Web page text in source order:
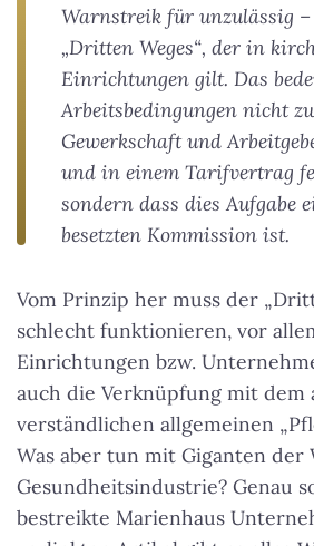
Warnstreik für unzulässig –
„Dritten Weges“, der in
Einrichtungen gilt. Das
Arbeitsbedingungen nicht
Gewerkschaft und
und in einem Tarifvertrag
sondern dass dies Aufgabe
besetzten Kommission ist.
Vom Prinzip her muss der
schlecht funktionieren, vor
Einrichtungen bzw.
auch die Verknüpfung mit dem
verständlichen allgemeinen
Was aber tun mit Giganten
Gesundheitsindustrie? Genau
bestreikte Marienhaus